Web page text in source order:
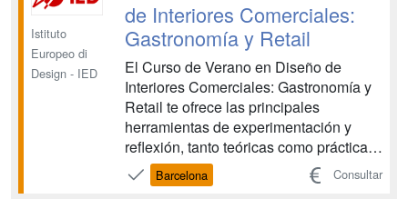
forma...
Istituto
Europeo di
Design - IED
de Interiores Comerciales:
Gastronomía y Retail
El Curso de Verano en Diseño de
Interiores Comerciales: Gastronomía y
Retail te ofrece las principales
herramientas de experimentación y
reflexión, tanto teóricas como prácticas,
que se generan en los interiores de la
arquitectura comercial. Durante las tres
Barcelona Consultar